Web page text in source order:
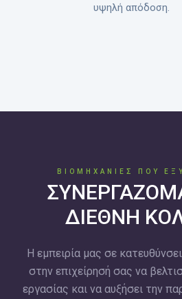
υψηλή απόδοση.
ΒΙΟΜΗΧΑΝΙΕΣ ΠΟΥ
ΔΙΕΘΝΗ
Η εμπειρία μας σε
στην επιχείρησή σας να
εργασίας και να αυξήσει την